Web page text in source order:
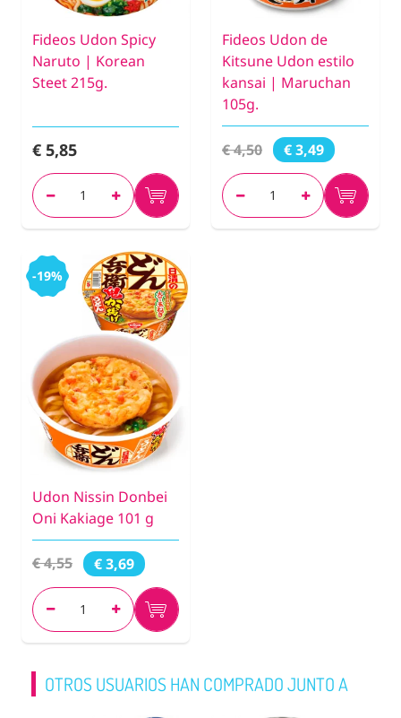
Fideos Udon Spicy
Naruto | Korean
Steet 215g.
€ 5,85
Fideos Udon de
Kitsune Udon estilo
kansai | Maruchan
105g.
€ 4,50 € 3,49
-19%
Udon Nissin Donbei
Oni Kakiage 101 g
€ 4,55 € 3,69
OTROS USUARIOS HAN COMPRADO JUNTO A